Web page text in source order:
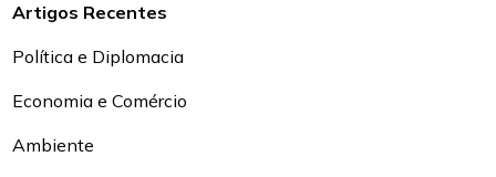
Artigos Recentes
Política e Diplomacia
Economia e Comércio
Ambiente